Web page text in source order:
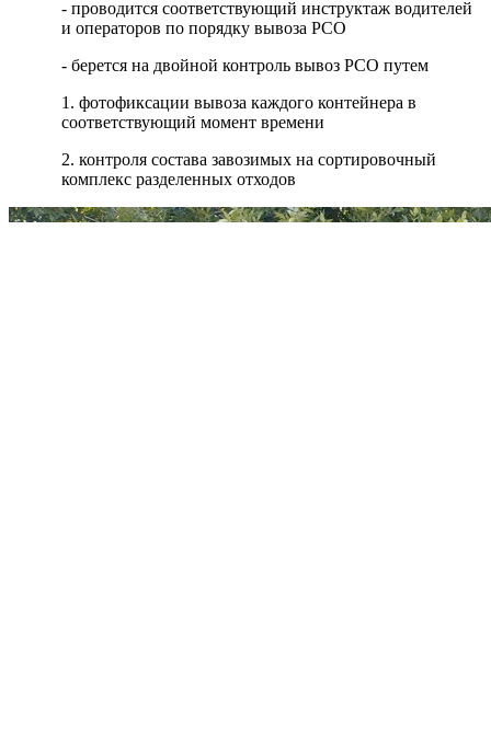
- проводится соответствующий инструктаж водителей
и операторов по порядку вывоза РСО
- берется на двойной контроль вывоз РСО путем
1. фотофиксации вывоза каждого контейнера в
соответствующий момент времени
2. контроля состава завозимых на сортировочный
комплекс разделенных отходов